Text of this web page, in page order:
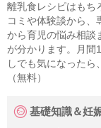
離乳食レシピはもち
コミや体験談から、
から育児の悩み相談
が分かります。月間
しでも気になったら
（無料）
基礎知識＆妊